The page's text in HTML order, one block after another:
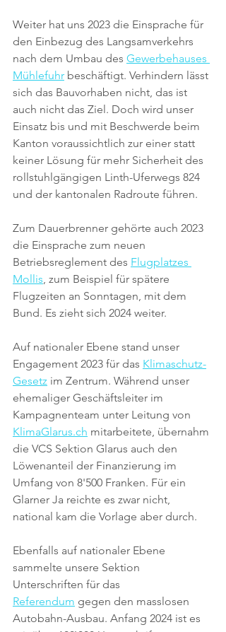
Weiter hat uns 2023 die Einsprache für
den Einbezug des Langsamverkehrs
nach dem Umbau des Gewerbehauses
Mühlefuhr beschäftigt. Verhindern lässt
sich das Bauvorhaben nicht, das ist
auch nicht das Ziel. Doch wird unser
Einsatz bis und mit Beschwerde beim
Kanton voraussichtlich zur einer statt
keiner Lösung für mehr Sicherheit des
rollstuhlgängigen Linth-Uferwegs 824
und der kantonalen Radroute führen.
Zum Dauerbrenner gehörte auch 2023
die Einsprache zum neuen
Betriebsreglement des Flugplatzes
Mollis, zum Beispiel für spätere
Flugzeiten an Sonntagen, mit dem
Bund. Es zieht sich 2024 weiter.
Auf nationaler Ebene stand unser
Engagement 2023 für das Klimaschutz-
Gesetz im Zentrum. Während unser
ehemaliger Geschäftsleiter im
Kampagnenteam unter Leitung von
KlimaGlarus.ch mitarbeitete, übernahm
die VCS Sektion Glarus auch den
Löwenanteil der Finanzierung im
Umfang von 8'500 Franken. Für ein
Glarner Ja reichte es zwar nicht,
national kam die Vorlage aber durch.
Ebenfalls auf nationaler Ebene
sammelte unsere Sektion
Unterschriften für das
Referendum gegen den masslosen
Autobahn-Ausbau. Anfang 2024 ist es